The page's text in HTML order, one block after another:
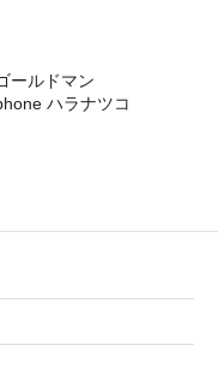
ールドマン
ハラナツコ